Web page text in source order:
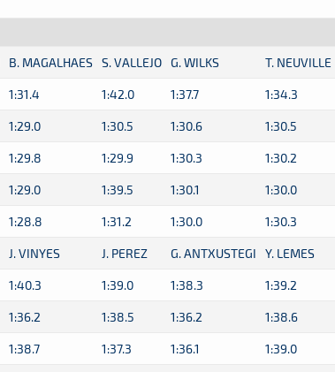
B. MAGALHAES S. VALLEJO G. WILKS T. NEUVILLE
1:31.4 1:42.0 1:37.7 1:34.3
1:29.0 1:30.5 1:30.6 1:30.5
1:29.8 1:29.9 1:30.3 1:30.2
1:29.0 1:39.5 1:30.1 1:30.0
1:28.8 1:31.2 1:30.0 1:30.3
J. VINYES J. PEREZ G. ANTXUSTEGI Y. LEMES
1:40.3 1:39.0 1:38.3 1:39.2
1:36.2 1:38.5 1:36.2 1:38.6
1:38.7 1:37.3 1:36.1 1:39.0